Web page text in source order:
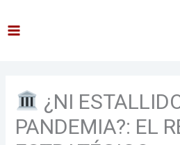
¿NI
PANDEMIA?: EL